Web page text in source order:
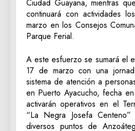
Ciudad Guayana, mientras
continuará con actividades
marzo en los Consejos
Parque Ferial.
A este esfuerzo se sumará el
17 de marzo con una
sistema de atención a
en Puerto Ayacucho, fecha
activarán operativos en el
“La Negra Josefa
diversos puntos de